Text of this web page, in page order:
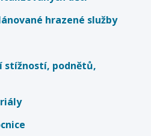
hrazené služby
stížností, podnětů,